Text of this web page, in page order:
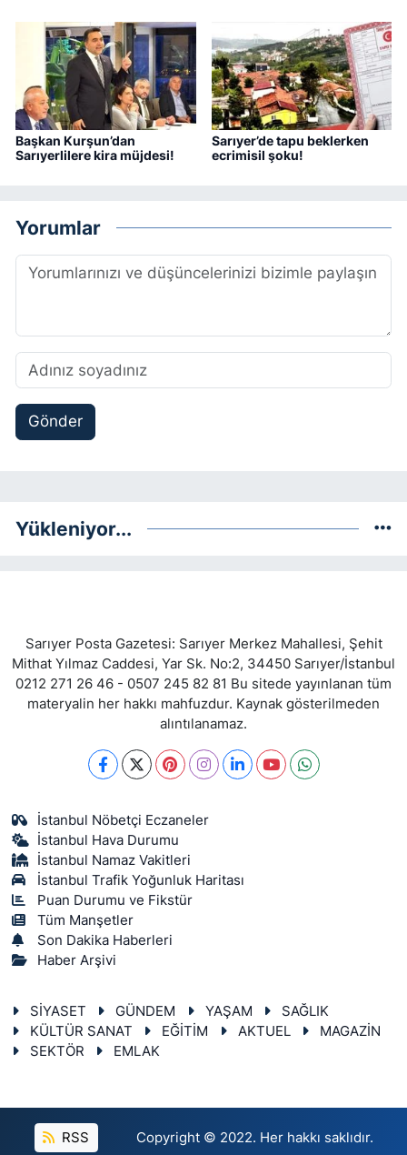
Başkan Kurşun’dan
Sarıyerlilere kira müjdesi!
Sarıyer’de tapu beklerken
ecrimisil şoku!
Yorumlar
Gönder
Yükleniyor...
Sarıyer Posta Gazetesi: Sarıyer Merkez Mahallesi, Şehit
Mithat Yılmaz Caddesi, Yar Sk. No:2, 34450 Sarıyer/İstanbul
0212 271 26 46 - 0507 245 82 81 Bu sitede yayınlanan tüm
materyalin her hakkı mahfuzdur. Kaynak gösterilmeden
alıntılanamaz.
İstanbul Nöbetçi Eczaneler
İstanbul Hava Durumu
İstanbul Namaz Vakitleri
İstanbul Trafik Yoğunluk Haritası
Puan Durumu ve Fikstür
Tüm Manşetler
Son Dakika Haberleri
Haber Arşivi
SİYASET GÜNDEM YAŞAM
SAĞLIK
KÜLTÜR SANAT
EĞİTİM AKTUEL
MAGAZİN
SEKTÖR
EMLAK
RSS Copyright © 2022. Her hakkı saklıdır.